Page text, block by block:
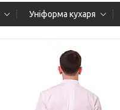
Уніформа кухаря